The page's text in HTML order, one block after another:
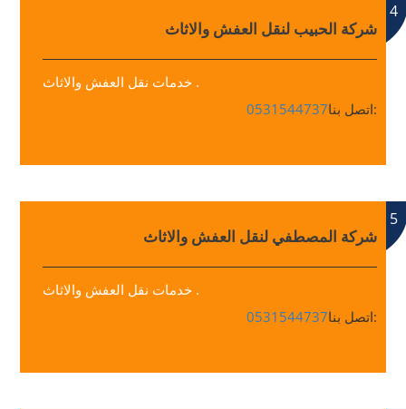
4
شركة الحبيب لنقل العفش والاثاث
خدمات نقل العفش والاثاث .
0531544737
اتصل بنا:
5
شركة المصطفي لنقل العفش والاثاث
خدمات نقل العفش والاثاث .
0531544737
اتصل بنا: